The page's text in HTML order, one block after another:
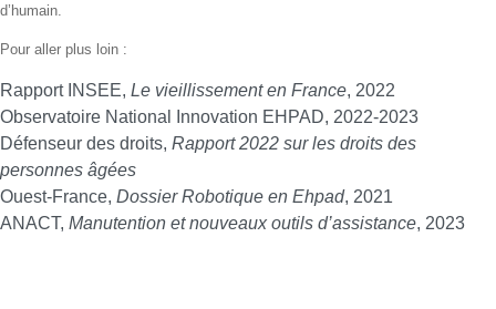
d’humain.
Pour aller plus loin :
Rapport INSEE, Le vieillissement en France, 2022
Observatoire National Innovation EHPAD, 2022-2023
Défenseur des droits, Rapport 2022 sur les droits des
personnes âgées
Ouest-France, Dossier Robotique en Ehpad, 2021
ANACT, Manutention et nouveaux outils d’assistance, 2023